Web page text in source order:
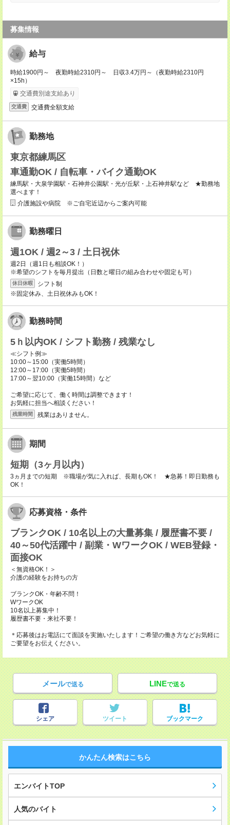
募集情報
給与
時給1900円～ 夜勤時給2310円～ 日収3.4万円～（夜勤時給2310円
×15h）
交通費別途支給あり
交通費 交通費全額支給
勤務地
東京都練馬区
車通勤OK / 自転車・バイク通勤OK
練馬駅・大泉学園駅・石神井公園駅・光が丘駅・上石神井駅など ★勤務地
選べます！
介護施設や病院 ※ご自宅近辺からご案内可能
勤務曜日
週1OK / 週2～3 / 土日祝休
週2日（週1日も相談OK！）
※希望のシフトを毎月提出（日数と曜日の組み合わせや固定も可）
休日休暇
シフト制
※固定休み、土日祝休みもOK！
勤務時間
5ｈ以内OK / シフト勤務 / 残業なし
≪シフト例≫
10:00～15:00（実働5時間）
12:00～17:00（実働5時間）
17:00～翌10:00（実働15時間）など
ご希望に応じて、働く時間は調整できます！
お気軽に担当へ相談ください！
残業時間 残業はありません。
期間
短期（3ヶ月以内）
3ヵ月までの短期 ※職場が気に入れば、長期もOK！ ★急募！即日勤務も
OK！
応募資格・条件
ブランクOK / 10名以上の大量募集 / 履歴書不要 /
40～50代活躍中 / 副業・WワークOK / WEB登録・
面接OK
＜無資格OK！＞
介護の経験をお持ちの方
ブランクOK・年齢不問！
WワークOK
10名以上募集中！
履歴書不要・来社不要！
＊応募後はお電話にて面談を実施いたします！ご希望の働き方などお気軽に
ご要望をお伝えください。
メールで送る LINEで送る
シェア ツイート ブックマーク
かんたん検索はこちら
エンバイトTOP
人気のバイト